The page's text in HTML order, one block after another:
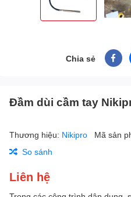
Chia sẻ
Đầm dùi cầm tay
Thương hiệu: Nikipro Mã sản
So sánh
Liên hệ